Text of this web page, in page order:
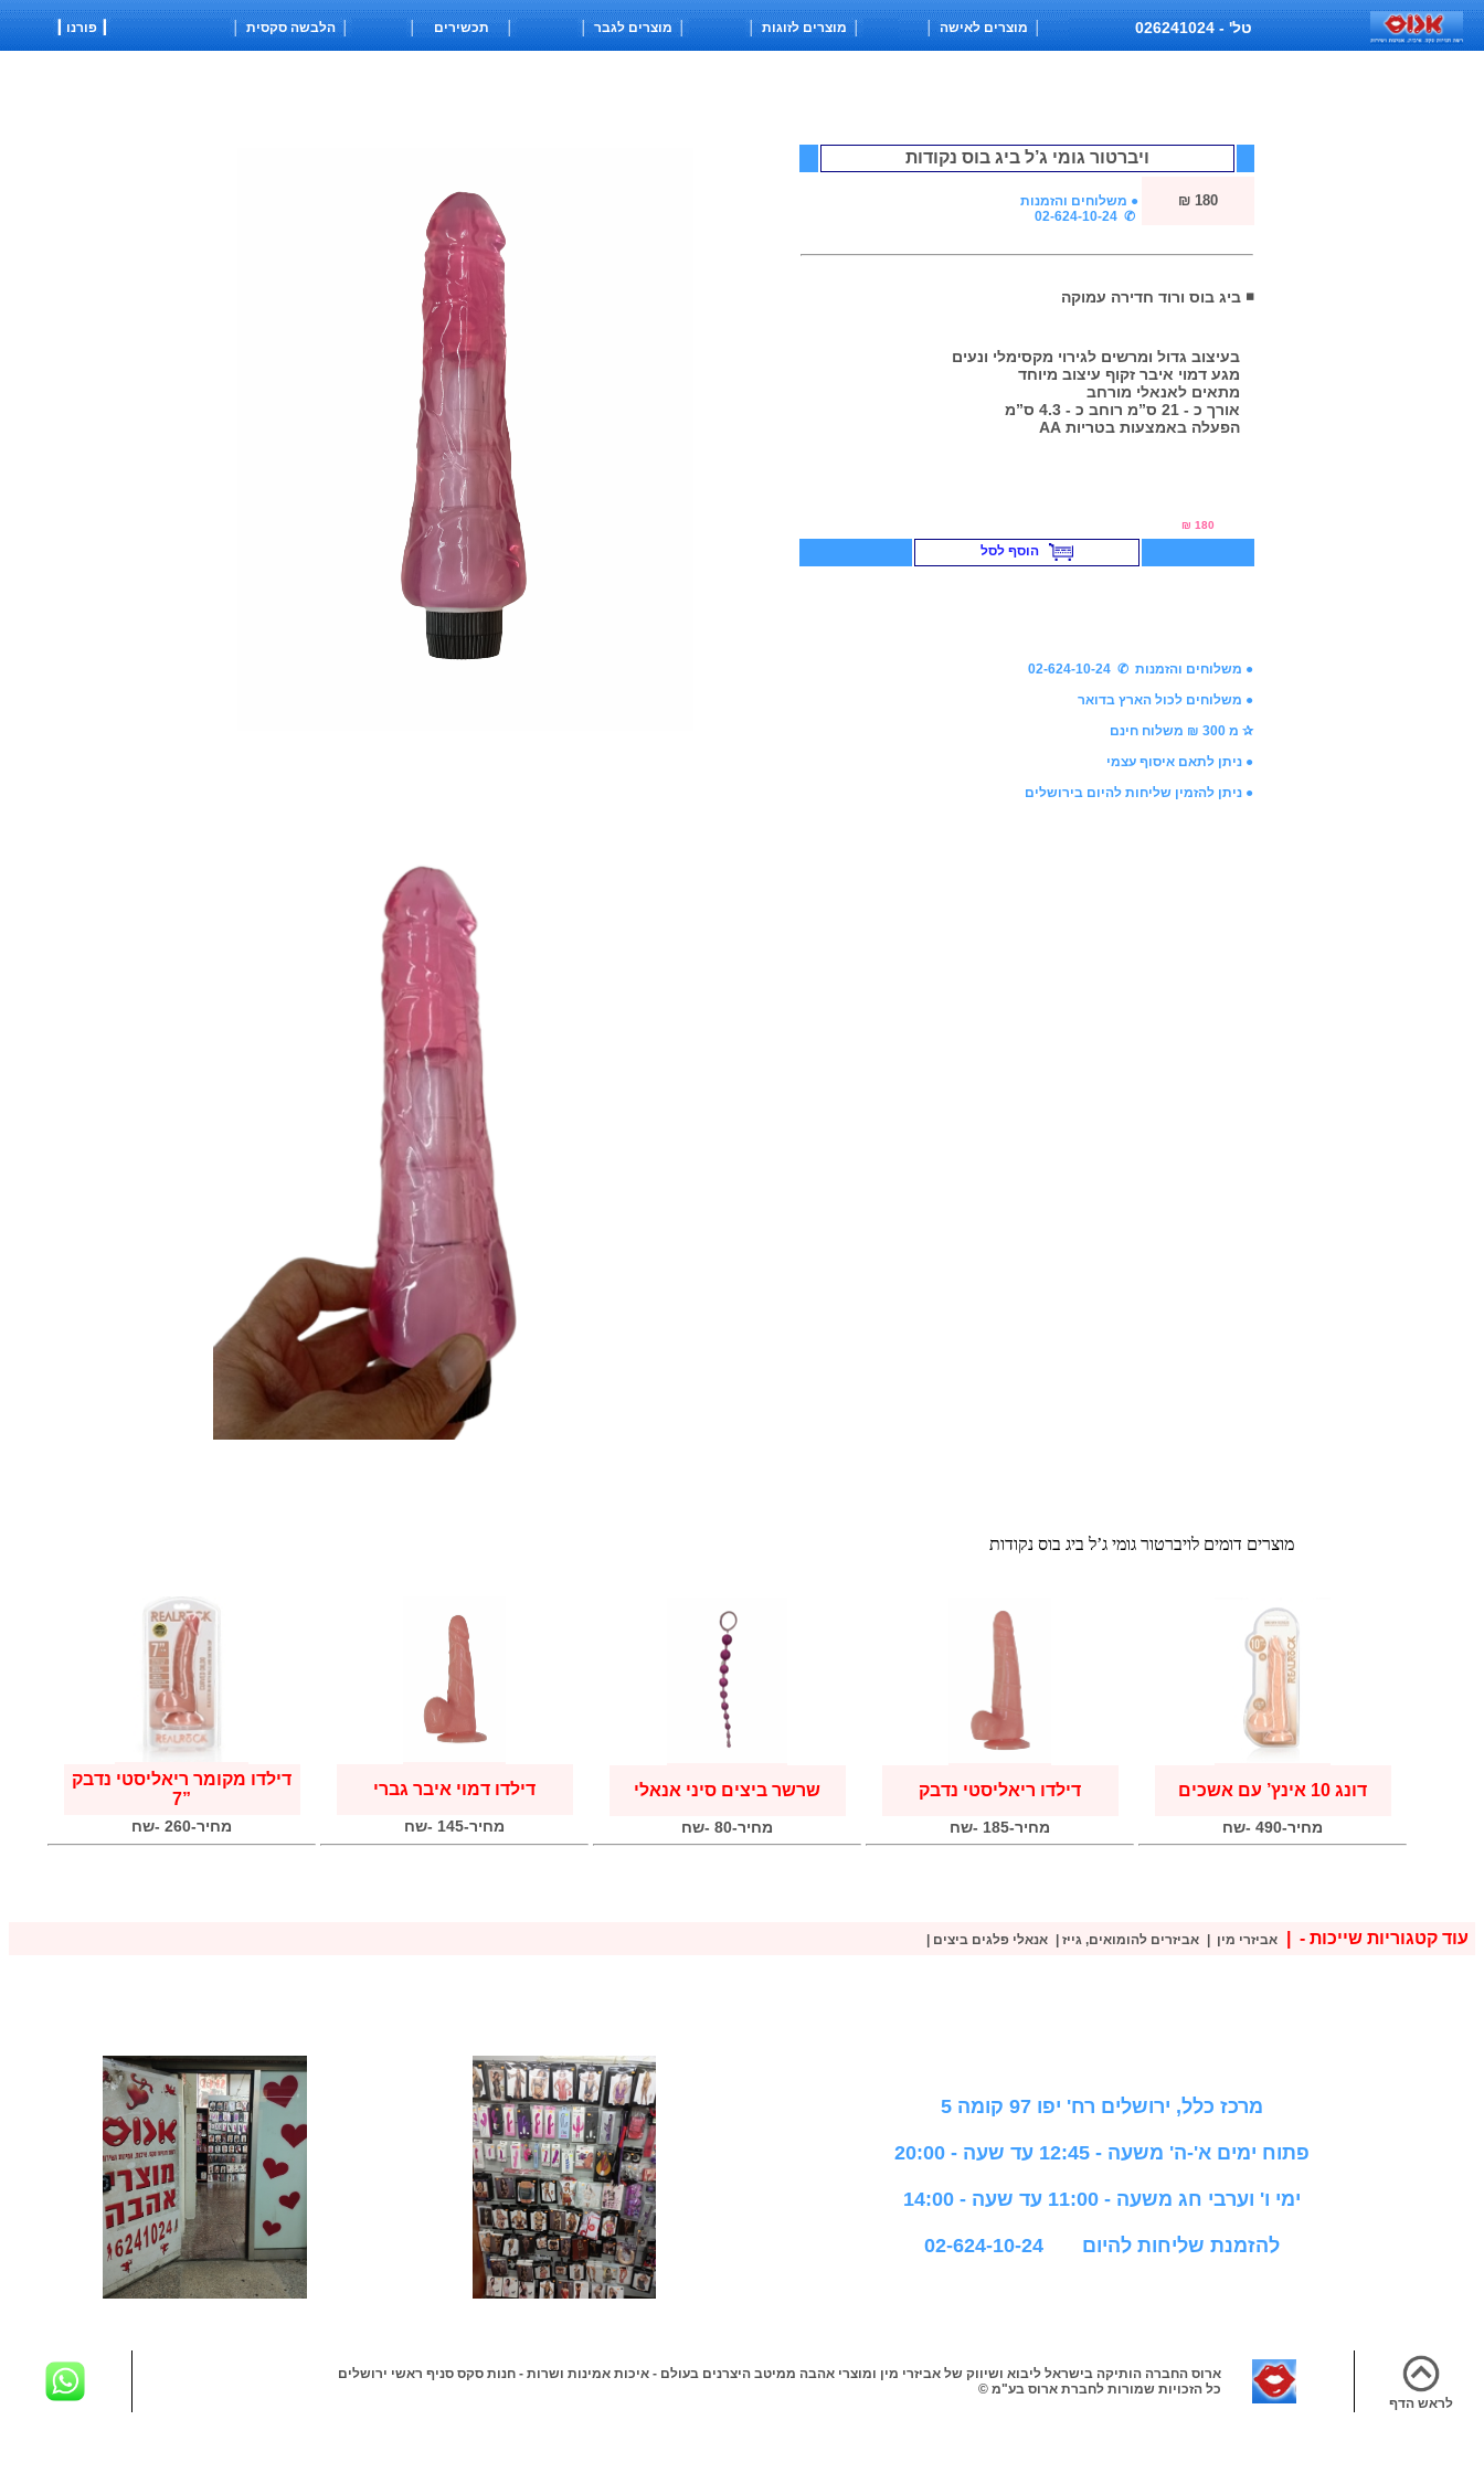
מספר הסטים בזיכרון הוא: 0
┃ פורנו ┃ │ הלבשה סקסית│ │ תכשירים │ │ מוצרים לגבר │ │ מוצרים לזוגות│ │ מוצרים לאישה │ טל' - 026241024
ויברטור גומי ג’ל ביג בוס נקודות
● משלוחים והזמנות
✆ 02-624-10-24
₪ 180
◾ ביג בוס ורוד חדירה עמוקה
בעיצוב גדול ומרשים לגירוי מקסימלי ונעים
מגע דמוי איבר זקוף עיצוב מיוחד
מתאים לאנאלי מורחב
אורך כ - 21 ס”מ רוחב כ - 4.3 ס”מ
הפעלה באמצעות בטריות AA
₪ 180
● משלוחים והזמנות ✆ 02-624-10-24
● משלוחים לכול הארץ בדואר
✰ מ 300 ₪ משלוח חינם
● ניתן לתאם איסוף עצמי
● ניתן להזמין שליחות להיום בירושלים
מוצרים דומים לויברטור גומי ג’ל ביג בוס נקודות
דילדו מקומר ריאליסטי נדבק
”7
מחיר-260 -שח
דילדו דמוי איבר גברי
מחיר-145 -שח
שרשר ביצים סיני אנאלי
מחיר-80 -שח
דילדו ריאליסטי נדבק
מחיר-185 -שח
דונג 10 אינץ’ עם אשכים
מחיר-490 -שח
עוד קטגוריות שייכות - | אביזרי מין | אביזרים להומואים, גייז | אנאלי פלגים ביצים |
מרכז כלל, ירושלים רח' יפו 97 קומה 5
פתוח ימים א'-ה' משעה - 12:45 עד שעה - 20:00
ימי ו' וערבי חג משעה - 11:00 עד שעה - 14:00
להזמנת שליחות להיום 02-624-10-24
ארוס החברה הותיקה בישראל ליבוא ושיווק של אביזרי מין ומוצרי אהבה ממיטב היצרנים בעולם - איכות אמינות ושרות - חנות סקס סניף ראשי ירושלים
© כל הזכויות שמורות לחברת ארוס בע"מ
לראש הדף